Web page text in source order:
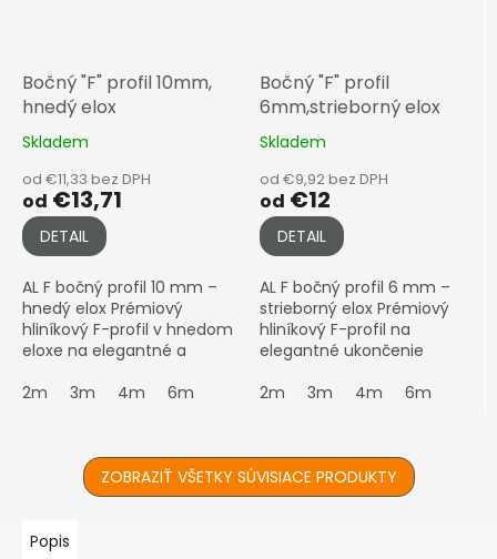
Bočný "F" profil 10mm,
hnedý elox
Skladem
od €11,33 bez DPH
od €13,71
DETAIL
AL F bočný profil 10 mm –
hnedý elox Prémiový
hliníkový F-profil v hnedom
eloxe na elegantné a
polykarbonátových dosiek s
2m 3m 4m 6m
Bočný "F" profil
6mm,strieborný elox
Skladem
od €9,92 bez DPH
od €12
DETAIL
AL F bočný profil 6 mm –
strieborný elox Prémiový
hliníkový F-profil na
elegantné ukončenie
hrúbkou 6 mm
2m 3m 4m 6m
ZOBRAZIŤ VŠETKY SÚVISIACE PRODUKTY
Popis